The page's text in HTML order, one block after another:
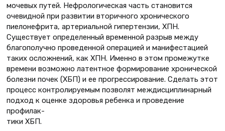
мочевых путей. Нефрологическая часть становится
очевидной при развитии вторичного хронического
пиелонефрита, артериальной гипертензии, ХПН.
Существует определенный временной разрыв между
благополучно проведенной операцией и манифестацией
таких осложнений, как ХПН. Именно в этом промежутке
времени возможно латентное формирование хронической
болезни почек (ХБП) и ее прогрессирование. Сделать этот
процесс контролируемым позволят междисциплинарный
подход к оценке здоровья ребенка и проведение
профилак-
тики ХБП.